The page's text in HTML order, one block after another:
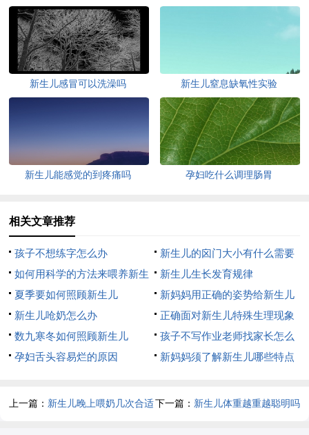
新生儿感冒可以洗澡吗 新生儿窒息缺氧性实验
新生儿能感觉的到疼痛吗 孕妇吃什么调理肠胃
相关文章推荐
孩子不想练字怎么办
新生儿的囟门大小有什么需要
注意的地方
如何用科学的方法来喂养新生
儿？
新生儿生长发育规律
夏季要如何照顾新生儿
新妈妈用正确的姿势给新生儿
哺乳
新生儿呛奶怎么办
正确面对新生儿特殊生理现象
数九寒冬如何照顾新生儿
孩子不写作业老师找家长怎么
办
孕妇舌头容易烂的原因 新妈妈须了解新生儿哪些特点
上一篇： 新生儿晚上喂奶几次合适下一篇： 新生儿体重越重越聪明吗